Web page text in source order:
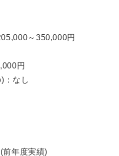
～350,000円
円
：なし
前年度実績)